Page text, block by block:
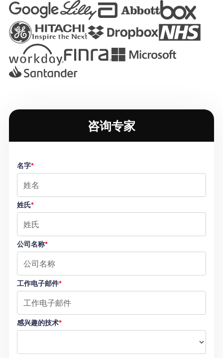
咨询专家
名字*
姓氏*
公司名称*
工作电子邮件*
感兴趣的技术*